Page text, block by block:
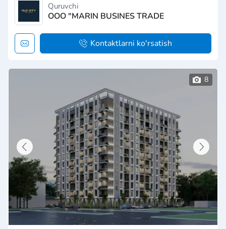
Quruvchi
OOO "MARIN BUSINES TRADE
Kontaktlarni ko'rsatish